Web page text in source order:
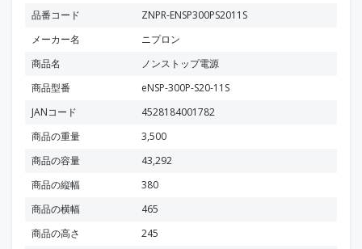
品番コード
ZNPR-ENSP300PS2011S
メーカー名
ニプロン
商品名
ノンストップ電源
商品型番
eNSP-300P-S20-11S
JANコード
4528184001782
商品の重量
3,500
商品の容量
43,292
商品の縦幅
380
商品の横幅
465
商品の高さ
245